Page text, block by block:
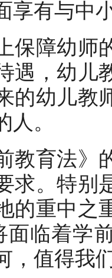
享有与中
障幼师
遇，幼儿
的幼儿教
。
育法》
求。特别
的重中之
临着学
，值得我